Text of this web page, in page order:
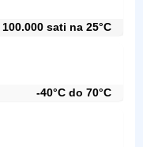
sati na 25°C
-40°C do 70°C